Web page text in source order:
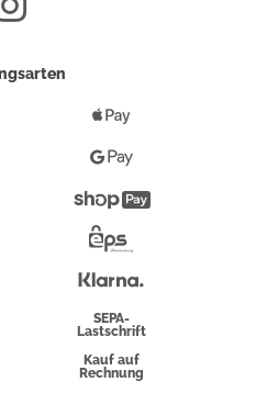
Pay
Google
Pay
Überweisung
SEPA-
Lastschrift
Kauf auf
Rechnung